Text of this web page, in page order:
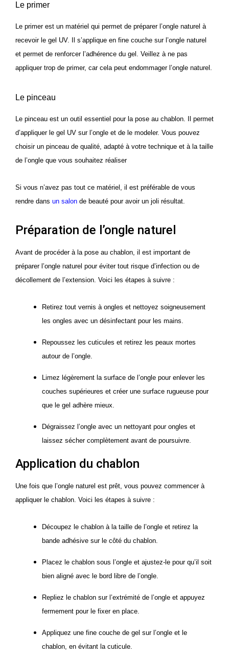
Le primer
Le primer est un matériel qui permet de préparer l’ongle naturel à
recevoir le gel UV. Il s’applique en fine couche sur l’ongle naturel
et permet de renforcer l’adhérence du gel. Veillez à ne pas
appliquer trop de primer, car cela peut endommager l’ongle naturel.
Le pinceau
Le pinceau est un outil essentiel pour la pose au chablon. Il permet
d’appliquer le gel UV sur l’ongle et de le modeler. Vous pouvez
choisir un pinceau de qualité, adapté à votre technique et à la taille
de l’ongle que vous souhaitez réaliser
Si vous n’avez pas tout ce matériel, il est préférable de vous
rendre dans un salon de beauté pour avoir un joli résultat.
Préparation de l’ongle naturel
Avant de procéder à la pose au chablon, il est important de
préparer l’ongle naturel pour éviter tout risque d’infection ou de
décollement de l’extension. Voici les étapes à suivre :
Retirez tout vernis à ongles et nettoyez soigneusement
les ongles avec un désinfectant pour les mains.
Repoussez les cuticules et retirez les peaux mortes
autour de l’ongle.
Limez légèrement la surface de l’ongle pour enlever les
couches supérieures et créer une surface rugueuse pour
que le gel adhère mieux.
Dégraissez l’ongle avec un nettoyant pour ongles et
laissez sécher complètement avant de poursuivre.
Application du chablon
Une fois que l’ongle naturel est prêt, vous pouvez commencer à
appliquer le chablon. Voici les étapes à suivre :
Découpez le chablon à la taille de l’ongle et retirez la
bande adhésive sur le côté du chablon.
Placez le chablon sous l’ongle et ajustez-le pour qu’il soit
bien aligné avec le bord libre de l’ongle.
Repliez le chablon sur l’extrémité de l’ongle et appuyez
fermement pour le fixer en place.
Appliquez une fine couche de gel sur l’ongle et le
chablon, en évitant la cuticule.